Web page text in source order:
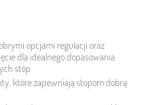
opcjami regulacji oraz
dla idealnego dopasowania
stóp
które zapewniają stopom dobrą